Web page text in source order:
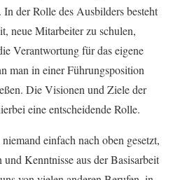
der Rolle des Ausbilders besteht
neue Mitarbeiter zu schulen,
Verantwortung für das eigene
man in einer Führungsposition
Die Visionen und Ziele der
eine entscheidende Rolle.
einfach nach oben gesetzt,
Kenntnisse aus der Basisarbeit